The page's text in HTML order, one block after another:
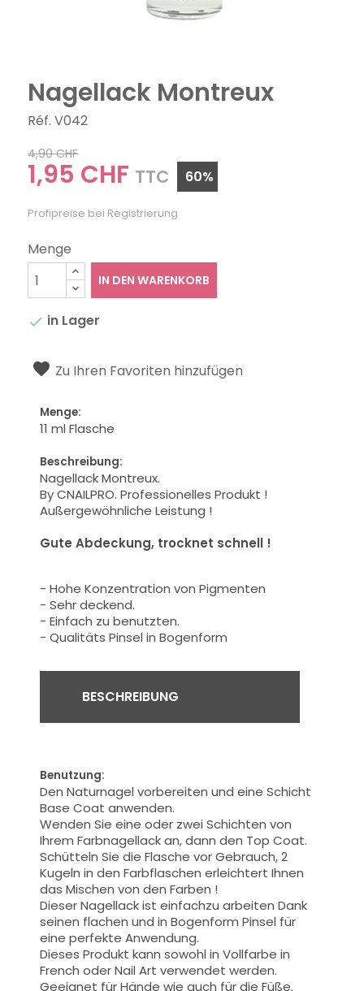
Nagellack Montreux
Réf. V042
4,90 CHF
1,95 CHF TTC 60%
Profipreise bei Registrierung
Menge
IN DEN WARENKORB
 in Lager
Zu Ihren Favoriten hinzufügen
Menge:
11 ml Flasche
Beschreibung:
Nagellack Montreux.
By CNAILPRO.Professionelles Produkt !
Außergewöhnliche Leistung !
Gute Abdeckung, trocknet schnell !
-Hohe Konzentration von Pigmenten
- Sehr deckend.
- Einfach zu benutzten.
-Qualitäts Pinsel in Bogenform
BESCHREIBUNG
Benutzung:
Den Naturnagel vorbereiten und eine Schicht
Base Coat anwenden.
Wenden Sie eine oder zwei Schichten von
Ihrem Farbnagellack an, dann den Top Coat.
Schütteln Sie die Flasche vor Gebrauch,2
Kugeln in den Farbflaschen erleichtert Ihnen
das Mischen von den Farben !
Dieser Nagellack ist einfachzu arbeiten Dank
seinen flachen und in Bogenform Pinsel für
eine perfekte Anwendung.
Dieses Produkt kann sowohl in Vollfarbe in
French oder Nail Art verwendet werden.
Geeignet für Hände wie auch für die Füße.